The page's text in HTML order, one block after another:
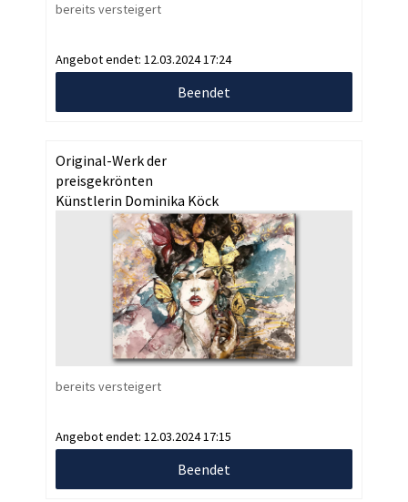
bereits versteigert
Angebot endet: 12.03.2024 17:24
Beendet
Original-Werk der
preisgekrönten
Künstlerin Dominika Köck
bereits versteigert
Angebot endet: 12.03.2024 17:15
Beendet